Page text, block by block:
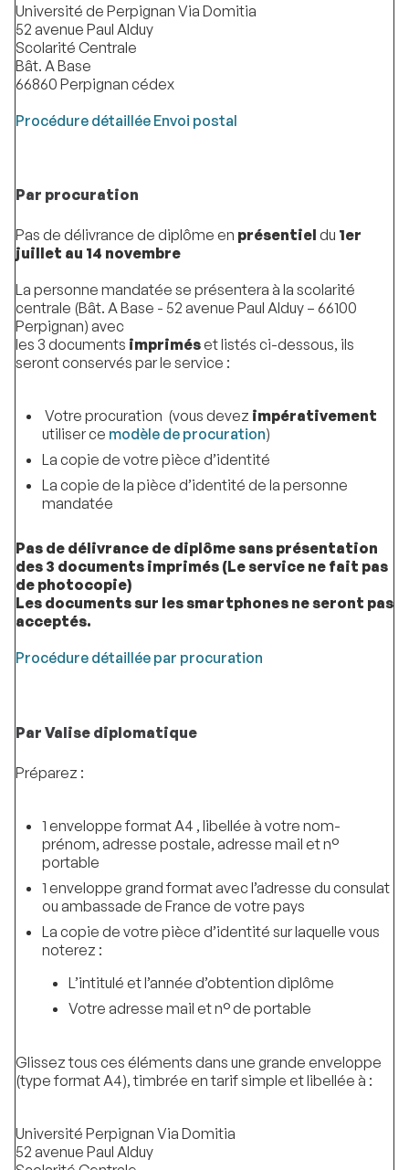
Université de Perpignan Via Domitia
52 avenue Paul Alduy
Scolarité Centrale
Bât. A Base
66860 Perpignan cédex
Procédure détaillée Envoi postal
Par procuration
Pas de délivrance de diplôme en présentiel du 1er
juillet au 14 novembre
La personne mandatée se présentera à la scolarité
centrale (Bât. A Base - 52 avenue Paul Alduy – 66100
Perpignan) avec
les 3 documents impriméset listés ci-dessous, ils
seront conservés par le service :
Votre procuration (vous devez impérativement
utiliser ce modèle de procuration)
La copie de votre pièce d’identité
La copie de la pièce d’identité de la personne
mandatée
Pas de délivrance de diplôme sans présentation
des 3 documents imprimés (Le service ne fait pas
de photocopie)
Les documents sur les smartphones ne seront pas
acceptés.
Procédure détaillée par procuration
Par Valise diplomatique
Préparez :
1 enveloppe format A4 , libellée à votre nom-
prénom, adresse postale, adresse mail et n°
portable
1 enveloppe grand format avec l’adresse du consulat
ou ambassade de France de votre pays
La copie de votre pièce d’identité sur laquelle vous
noterez :
L’intitulé et l’année d’obtention diplôme
Votre adresse mail et n° de portable
Glissez tous ces éléments dans une grande enveloppe
(type format A4), timbrée en tarif simple et libellée à :
Université Perpignan Via Domitia
52 avenue Paul Alduy